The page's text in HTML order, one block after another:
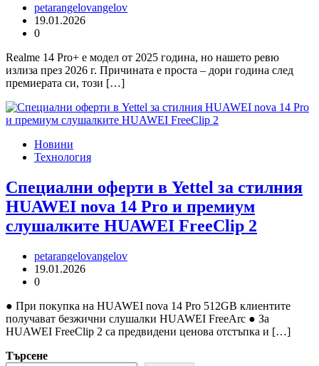
petarangelovangelov
19.01.2026
0
Realme 14 Pro+ е модел от 2025 година, но нашето ревю
излиза през 2026 г. Причината е проста – дори година след
премиерата си, този […]
Новини
Технология
Специални оферти в Yettel за стилния
HUAWEI nova 14 Pro и премиум
слушалките HUAWEI FreeClip 2
petarangelovangelov
19.01.2026
0
● При покупка на HUAWEI nova 14 Pro 512GB клиентите
получават безжични слушалки HUAWEI FreeArc ● За
HUAWEI FreeClip 2 са предвидени ценова отстъпка и […]
Търсене